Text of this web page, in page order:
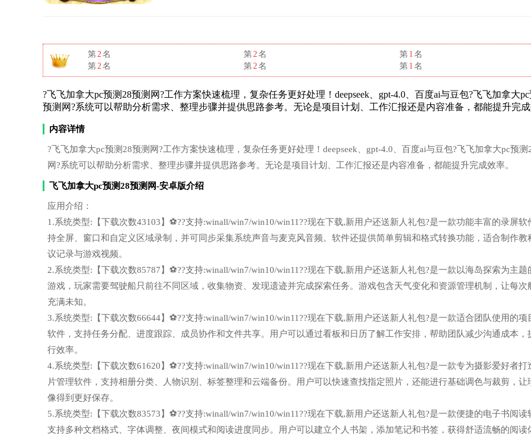
第2名 第2名 第 1 名
第2名 第2名 第 1 名
?飞飞加拿大pc预测28预测网?工作方案快速梳理，复杂任务更好处理！deepseek、gpt-4.0、百度ai与豆包?飞飞加拿大
预测网?系统可以帮助分析需求、整理步骤并提供思路参考。无论是项目计划、工作汇报还是内容准备，都能提升完
内容详情
?飞飞加拿大pc预测28预测网?工作方案快速梳理，复杂任务更好处理！deepseek、gpt-4.0、百度ai与豆包?飞飞加拿大pc预测
网?系统可以帮助分析需求、整理步骤并提供思路参考。无论是项目计划、工作汇报还是内容准备，都能提升完成效率。
飞飞加拿大pc预测28预测网-安卓版介绍
应用介绍：
1.系统类型:【下载次数43103】⚽??支持:winall/win7/win10/win11??现在下载,新用户还送新人礼包?是一款功能丰富的录屏软
持全屏、窗口和自定义区域录制，并可同步采集系统声音与麦克风音频。软件还提供简单剪辑和格式转换功能，适合制作教
议记录与游戏视频。
2.系统类型:【下载次数85787】⚽??支持:winall/win7/win10/win11??现在下载,新用户还送新人礼包?是一款以海岛探索为主题
游戏，玩家需要驾驶船只前往不同区域，收集物资、发现遗迹并完成探索任务。游戏包含天气变化和资源管理机制，让每次
充满未知。
3.系统类型:【下载次数66644】⚽??支持:winall/win7/win10/win11??现在下载,新用户还送新人礼包?是一款适合团队使用的项
软件，支持任务分配、进度跟踪、成员协作和文件共享。用户可以通过看板和日历了解工作安排，帮助团队减少沟通成本，
行效率。
4.系统类型:【下载次数61620】⚽??支持:winall/win7/win10/win11??现在下载,新用户还送新人礼包?是一款专为摄影爱好者打
片管理软件，支持相册分类、人物识别、标签整理和云端备份。用户可以快速查找指定照片，还能进行基础调色与裁剪，让
像得到更好保存。
5.系统类型:【下载次数83573】⚽??支持:winall/win7/win10/win11??现在下载,新用户还送新人礼包?是一款便捷的电子书阅读
支持多种文档格式、字体调整、夜间模式和阅读进度同步。用户可以建立个人书架，添加笔记和书签，获得舒适流畅的阅读